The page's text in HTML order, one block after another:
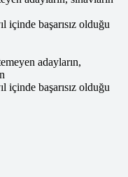
içinde başarısız olduğu
adayların,
içinde başarısız olduğu